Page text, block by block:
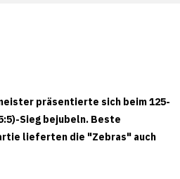
präsentierte sich beim 125-
Sieg bejubeln. Beste
lieferten die "Zebras" auch